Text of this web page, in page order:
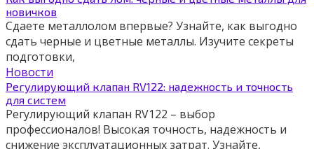
новичков
Сдаете металлолом впервые? Узнайте, как выгодно
сдать черные и цветные металлы. Изучите секреты
подготовки,
Новости
Регулирующий клапан RV122: надежность и точность
для систем
Регулирующий клапан RV122 – выбор
профессионалов! Высокая точность, надежность и
снижение эксплуатационных затрат. Узнайте,